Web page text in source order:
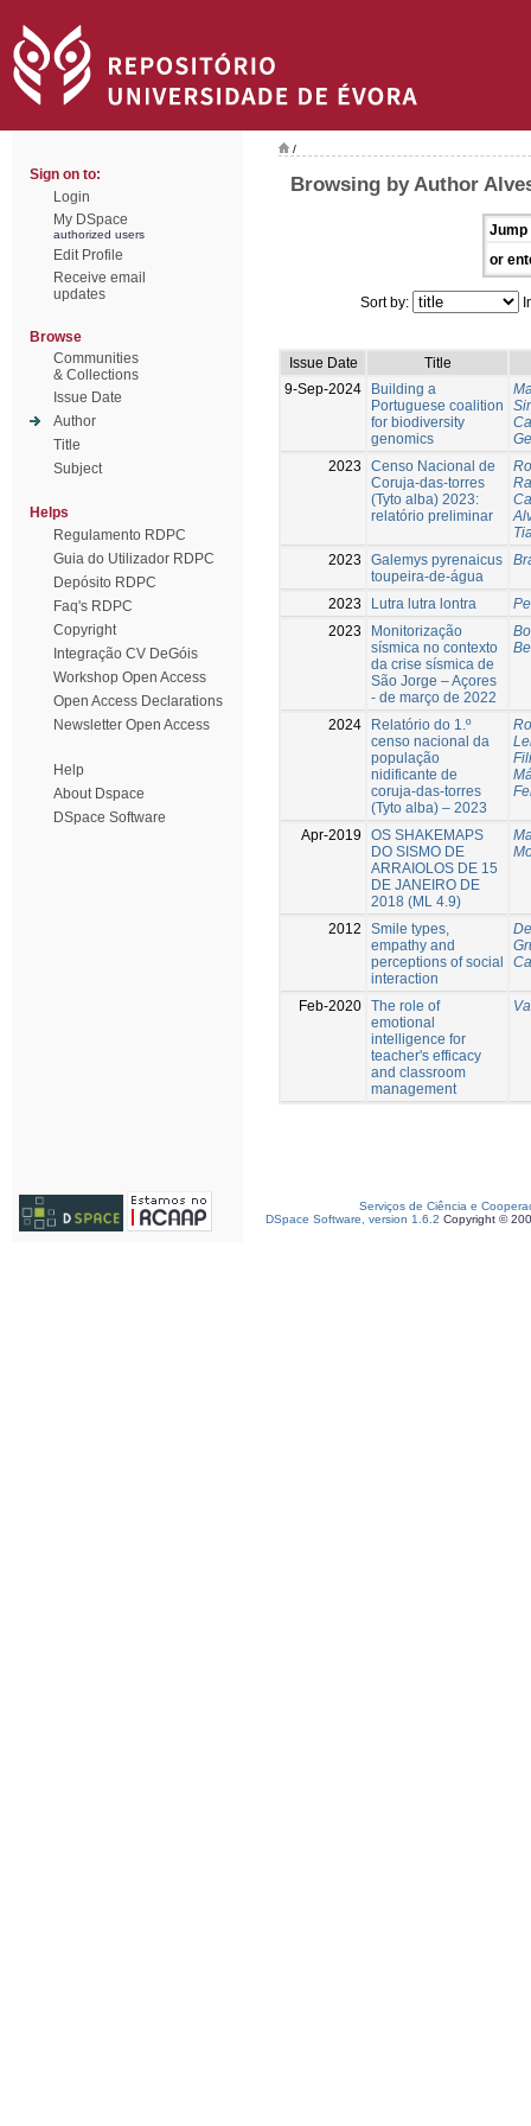
Sign on to:
Login
My DSpace
authorized users
Edit Profile
Receive email
updates
Browse
Communities
& Collections
Issue Date
Author
Title
Subject
Helps
Regulamento RDPC
Guia do Utilizador RDPC
Depósito RDPC
Faq's RDPC
Copyright
Integração CV DeGóis
Workshop Open Access
Open Access Declarations
Newsletter Open Access
Help
About Dspace
DSpace Software
/
Browsing by Author
Jump
or
Sort by:
Issue Date
Title
9-Sep-2024
Building a
Portuguese coalition
for biodiversity
genomics
2023
Censo Nacional de
Coruja-das-torres
(Tyto alba) 2023:
relatório preliminar
2023
Galemys pyrenaicus
toupeira-de-água
2023 Lutra lutra lontra
2023
Monitorização
sísmica no contexto
da crise sísmica de
São Jorge – Açores
- de março de 2022
2024
Relatório do 1.º
censo nacional da
população
nidificante de
coruja-das-torres
(Tyto alba) – 2023
Apr-2019
OS SHAKEMAPS
DO SISMO DE
ARRAIOLOS DE 15
DE JANEIRO DE
2018 (ML 4.9)
2012
Smile types,
empathy and
perceptions of social
interaction
Feb-2020 The role of
emotional
intelligence for
teacher's efficacy
and classroom
management
Serviços de Ciência e
DSpace Software, version 1.6.2 Copyright ©